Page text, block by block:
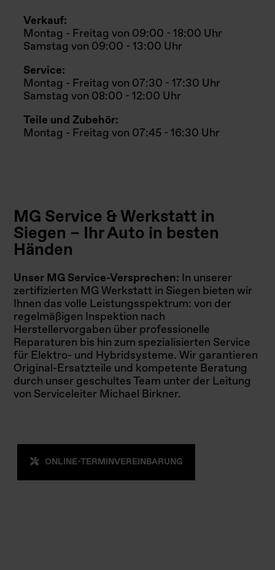
Verkauf:
Montag - Freitag von 09:00 - 18:00 Uhr
Samstag von 09:00 - 13:00 Uhr
Service:
Montag - Freitag von 07:30 - 17:30 Uhr
Samstag von 08:00 - 12:00 Uhr
Teile und Zubehör:
Montag - Freitag von 07:45 - 16:30 Uhr
MG Service & Werkstatt in
Siegen – Ihr Auto in besten
Händen
Unser MG Service-Versprechen: In unserer
zertifizierten MG Werkstatt in Siegen bieten wir
Ihnen das volle Leistungsspektrum: von der
regelmäßigen Inspektion nach
Herstellervorgaben über professionelle
Reparaturen bis hin zum spezialisierten Service
für Elektro- und Hybridsysteme. Wir garantieren
Original-Ersatzteile und kompetente Beratung
durch unser geschultes Team unter der Leitung
von Serviceleiter Michael Birkner.
ONLINE-TERMINVEREINBARUNG